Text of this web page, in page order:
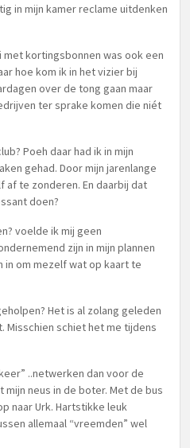
in mijn kamer reclame uitdenken
kortingsbonnen was ook een
hoe kom ik in het vizier bij
over de tong gaan maar
ter sprake komen die niét
Poeh daar had ik in mijn
gehad. Door mijn jarenlange
te zonderen. En daarbij dat
doen?
voelde ik mij geen
zijn in mijn plannen
in om mezelf wat op kaart te
Het is al zolang geleden
Misschien schiet het me tijdens
..netwerken dan voor de
neus in de boter. Met de bus
naar Urk. Hartstikke leuk
allemaal “vreemden” wel